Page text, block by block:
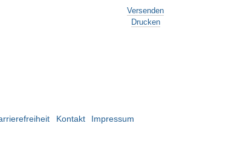
Versenden
Drucken
Kontakt Impressum